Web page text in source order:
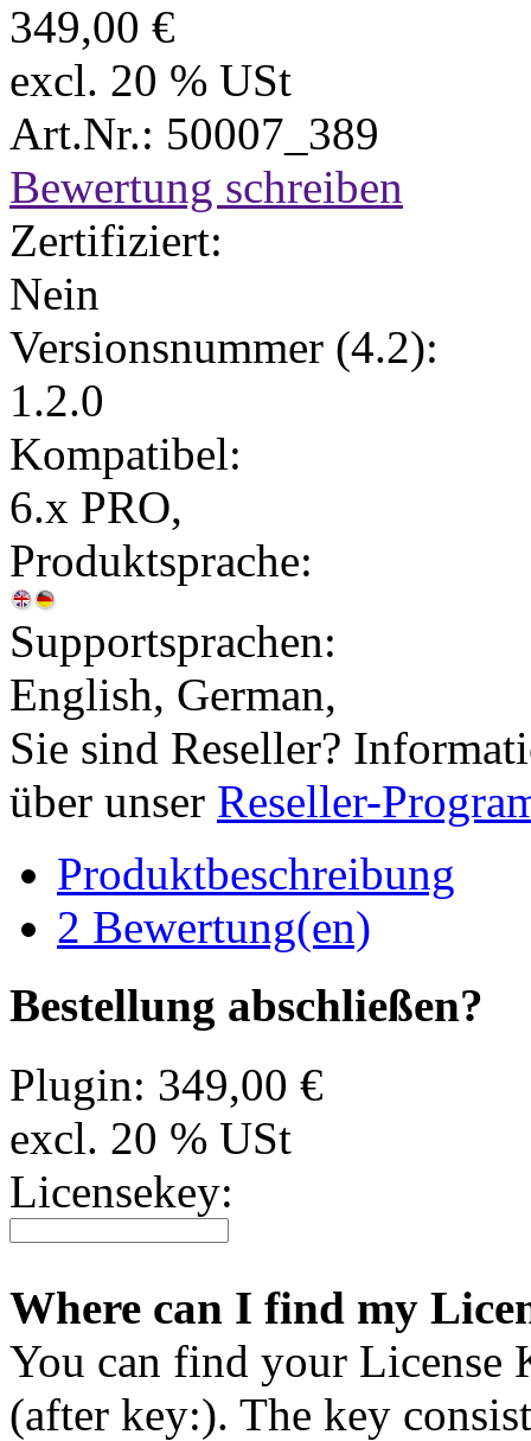
349,00 €
excl. 20 % USt
Art.Nr.: 50007_389
Bewertung schreiben
Zertifiziert:
Nein
Versionsnummer (4.2):
1.2.0
Kompatibel:
6.x PRO,
Produktsprache:
Supportsprachen:
English, German,
Sie sind Reseller?
über unser Reseller-
Produktbeschreibung
2 Bewertung(en)
Bestellung abschließen?
Plugin: 349,00 €
excl. 20 % USt
Licensekey:
Where can I find my
You can find your
(after key:). The key